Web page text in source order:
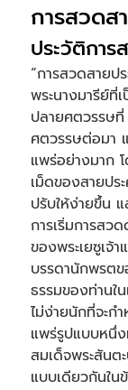
การสวดส
ประวัติการ
“การสวดสายป
พระนางมารีย์ที่
ปลายศตวรรษที่
ศตวรรษต่อมา
แพร่อย่างมาก
เม็ดของสายปร
ปรับให้ง่ายขึ้น
การเริ่มการสว
ของพระเยซูเจ้
บรรดานักพรตข
ธรรมของท่านใ
ไม่ง่ายนักที่จะก
แพร่รูปแบบหนึ่
สมเด็จพระสันต
แบบเดียวกันใน